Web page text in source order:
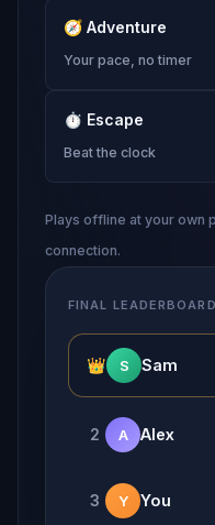
🧭 Adventure
Your pace, no timer
⏱ Escape
Beat the clock
Plays offline at your own
connection.
FINAL LEADERBOARD
👑 S Sam
2 A Alex
3 Y You